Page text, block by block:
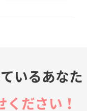
いるあなた
ください！